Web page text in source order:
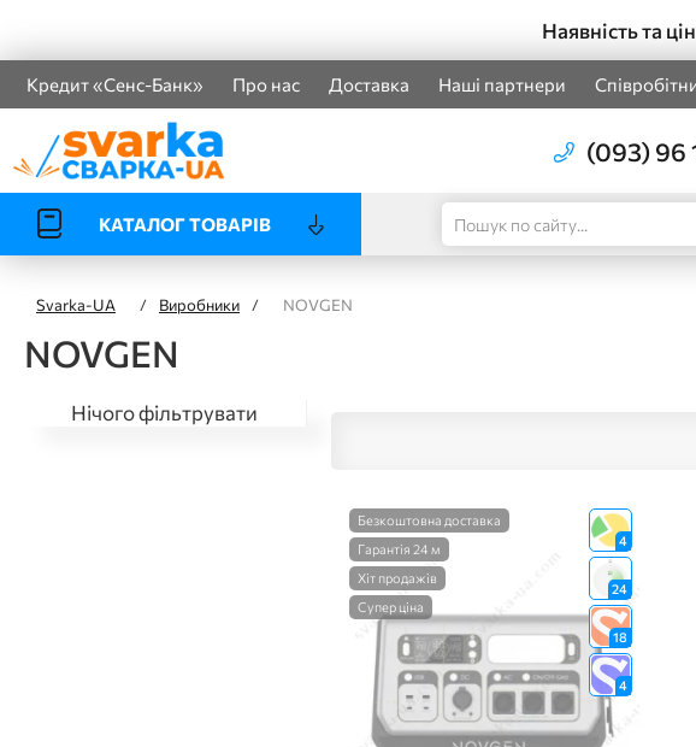
Наявність та
Кредит «Сенс-Банк» Про нас Доставка Наші партнери
(093) 96
КАТАЛОГ ТОВАРІВ
Svarka-UA / Виробники / NOVGEN
NOVGEN
Нічого фільтрувати
4
24
18
4
Безкоштовна доставка
Гарантія 24 м
Хіт продажів
Супер ціна